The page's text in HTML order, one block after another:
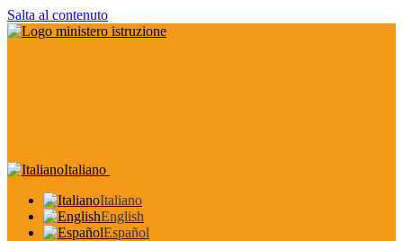
Salta al contenuto
Italiano
Italiano
English
Español